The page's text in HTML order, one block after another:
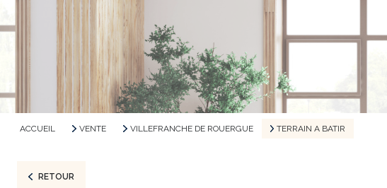
ACCUEIL VENTE VILLEFRANCHE DE ROUERGUE TERRAIN A BATIR
RETOUR